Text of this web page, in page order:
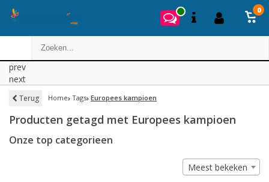
0
prev
next
Terug Home Tags Europees kampioen
Producten getagd met Europees kampioen
Onze top categorieen
Meest bekeken